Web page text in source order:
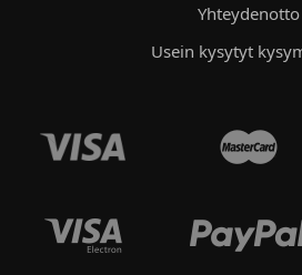
Yhteydenotto
Usein kysytyt